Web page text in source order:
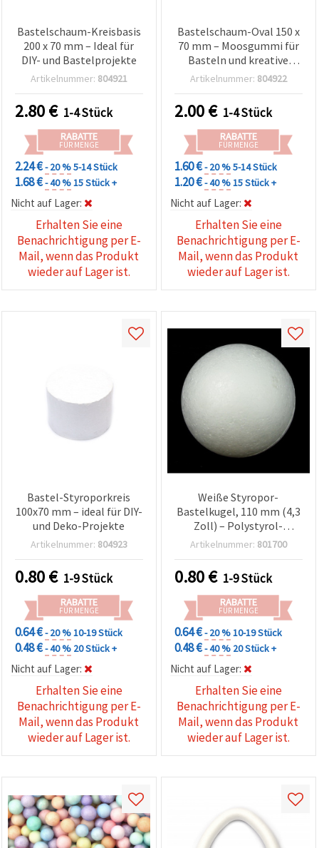
Bastelschaum-Kreisbasis
200 x 70 mm – Ideal für
DIY- und Bastelprojekte
Artikelnummer: 804921
2.80€ 1-4 Stück
RABATTE
FÜR MENGE
2.24 €- 20 %5-14 Stück
1.68 €- 40 %15 Stück +
Nicht auf Lager:
Erhalten Sie eine
Benachrichtigung per E-
Mail, wenn das Produkt
wieder auf Lager ist.
Bastelschaum-Oval 150 x
70 mm – Moosgummi für
Basteln und kreative
Projekte
Artikelnummer: 804922
2.00€ 1-4 Stück
RABATTE
FÜR MENGE
1.60 €- 20 %5-14 Stück
1.20 €- 40 %15 Stück +
Nicht auf Lager:
Erhalten Sie eine
Benachrichtigung per E-
Mail, wenn das Produkt
wieder auf Lager ist.
Bastel-Styroporkreis
100x70 mm – ideal für DIY-
und Deko-Projekte
Artikelnummer: 804923
0.80€ 1-9 Stück
RABATTE
FÜR MENGE
0.64 €- 20 %10-19 Stück
0.48 €- 40 % 20 Stück +
Nicht auf Lager:
Erhalten Sie eine
Benachrichtigung per E-
Mail, wenn das Produkt
wieder auf Lager ist.
Weiße Styropor-
Bastelkugel, 110 mm (4,3
Zoll) – Polystyrol-
Schaumkugel, leicht, ideal
& Dekorieren, 1 Stück
Artikelnummer: 801700
0.80€ 1-9 Stück
RABATTE
FÜR MENGE
0.64 €- 20 %10-19 Stück
0.48 €- 40 % 20 Stück +
Nicht auf Lager:
Erhalten Sie eine
Benachrichtigung per E-
Mail, wenn das Produkt
wieder auf Lager ist.